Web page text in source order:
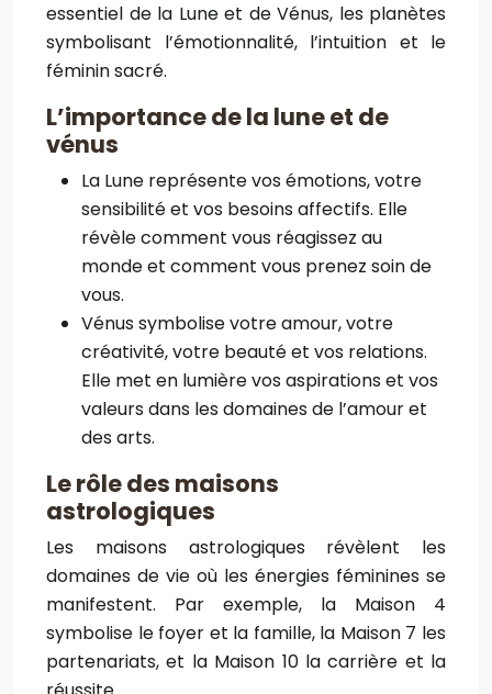
essentiel de la Lune et de Vénus, les planètes
symbolisant l’émotionnalité, l’intuition et le
féminin sacré.
L’importance de la lune et de
vénus
La Lune représente vos émotions, votre
sensibilité et vos besoins affectifs. Elle
révèle comment vous réagissez au
monde et comment vous prenez soin de
vous.
Vénus symbolise votre amour, votre
créativité, votre beauté et vos relations.
Elle met en lumière vos aspirations et vos
valeurs dans les domaines de l’amour et
des arts.
Le rôle des maisons
astrologiques
Les maisons astrologiques révèlent les
domaines de vie où les énergies féminines se
manifestent. Par exemple, la Maison 4
symbolise le foyer et la famille, la Maison 7 les
partenariats, et la Maison 10 la carrière et la